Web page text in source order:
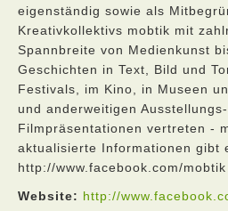
eigenständig sowie als
Kreativkollektivs mobtik mit
Spannbreite von Medienkunst
Geschichten in Text, Bild und
Festivals, im Kino, in Museen
und anderweitigen
Filmpräsentationen vertreten -
aktualisierte Informationen gibt
http://www.facebook.com/mobtik
Website: http://